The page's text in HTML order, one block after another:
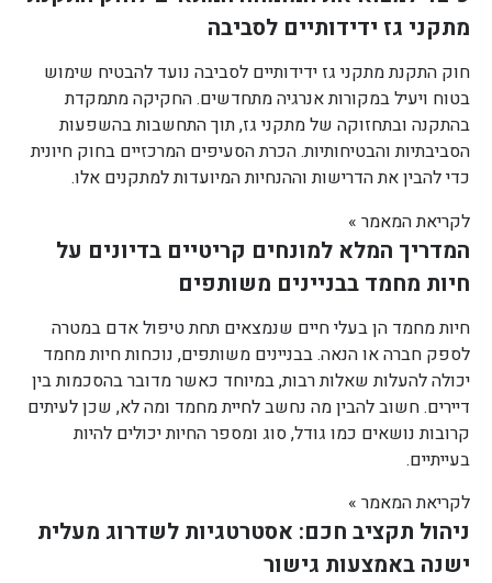
מתקני גז ידידותיים לסביבה
חוק התקנת מתקני גז ידידותיים לסביבה נועד להבטיח שימוש
בטוח ויעיל במקורות אנרגיה מתחדשים. החקיקה מתמקדת
בהתקנה ובתחזוקה של מתקני גז, תוך התחשבות בהשפעות
הסביבתיות והבטיחותיות. הכרת הסעיפים המרכזיים בחוק חיונית
כדי להבין את הדרישות וההנחיות המיועדות למתקנים אלו.
לקריאת המאמר »
המדריך המלא למונחים קריטיים בדיונים על
חיות מחמד בבניינים משותפים
חיות מחמד הן בעלי חיים שנמצאים תחת טיפול אדם במטרה
לספק חברה או הנאה. בבניינים משותפים, נוכחות חיות מחמד
יכולה להעלות שאלות רבות, במיוחד כאשר מדובר בהסכמות בין
דיירים. חשוב להבין מה נחשב לחיית מחמד ומה לא, שכן לעיתים
קרובות נושאים כמו גודל, סוג ומספר החיות יכולים להיות
בעייתיים.
לקריאת המאמר »
ניהול תקציב חכם: אסטרטגיות לשדרוג מעלית
ישנה באמצעות גישור